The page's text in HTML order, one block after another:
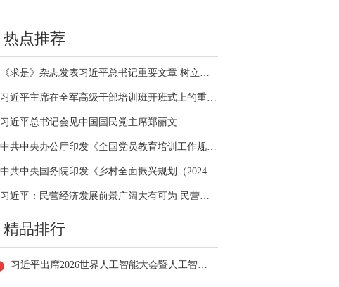
热点推荐
《求是》杂志发表习近平总书记重要文章 树立和践行正确政绩观
习近平主席在全军高级干部培训班开班式上的重要讲话引领全军开展思想整风、深化政治整训
习近平总书记会见中国国民党主席郑丽文
中共中央办公厅印发《全国党员教育培训工作规划（2024－2028年）》
中共中央国务院印发《乡村全面振兴规划（2024—2027年）》
习近平：民营经济发展前景广阔大有可为 民营企业和民营企业家大显身手正当其时
精品排行
习近平出席2026世界人工智能大会暨人工智能全球治理高级别会议开幕式并发表主旨讲话